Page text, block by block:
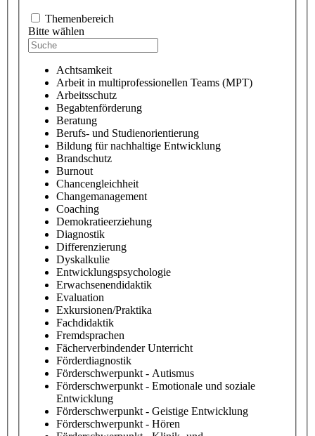
Themenbereich
Bitte wählen
Achtsamkeit
Arbeit in multiprofessionellen Teams (MPT)
Arbeitsschutz
Begabtenförderung
Beratung
Berufs- und Studienorientierung
Bildung für nachhaltige Entwicklung
Brandschutz
Burnout
Chancengleichheit
Changemanagement
Coaching
Demokratieerziehung
Diagnostik
Differenzierung
Dyskalkulie
Entwicklungspsychologie
Erwachsenendidaktik
Evaluation
Exkursionen/Praktika
Fachdidaktik
Fremdsprachen
Fächerverbindender Unterricht
Förderdiagnostik
Förderschwerpunkt - Autismus
Förderschwerpunkt - Emotionale und soziale
Entwicklung
Förderschwerpunkt - Geistige Entwicklung
Förderschwerpunkt - Hören